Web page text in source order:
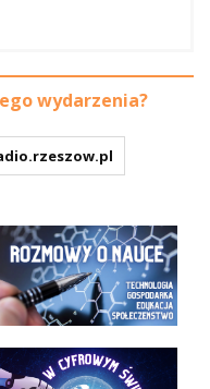
wydarzenia?